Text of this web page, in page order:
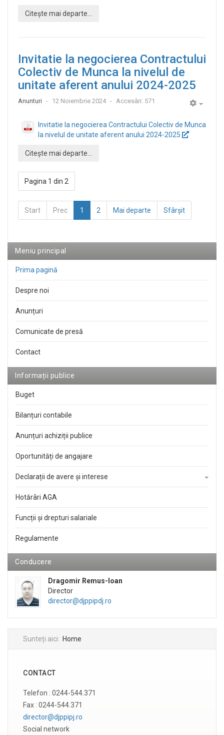
Citește mai departe...
Invitatie la negocierea Contractului
Colectiv de Munca la nivelul de
unitate aferent anului 2024-2025
Anunturi 12 Noiembrie 2024 Accesări: 571
Invitatie la negocierea Contractului Colectiv de Munca
la nivelul de unitate aferent anului 2024-2025
Citește mai departe...
Pagina 1 din 2
Start Prec 1 2 Mai departe Sfârșit
Meniu principal
Prima pagină
Despre noi
Anunțuri
Comunicate de presă
Contact
Informații publice
Buget
Bilanțuri contabile
Anunțuri achiziții publice
Oportunități de angajare
Declarații de avere și interese
Hotărâri AGA
Funcții și drepturi salariale
Regulamente
Conducere
Dragomir Remus-Ioan
Director
director@djppipdj.ro
Sunteți aici: Home
CONTACT
Telefon : 0244-544.371
Fax : 0244-544.371
director@djppipj.ro
Social network